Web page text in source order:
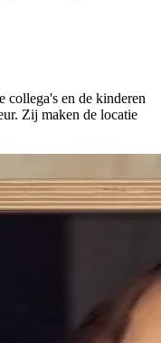
collega's en de kinderen
Zij maken de locatie